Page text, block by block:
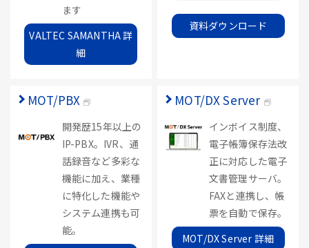
ます
VALTEC SAMANTHA 詳
細
資料ダウンロード
MOT/PBX
開発歴15年以上の
IP-PBX。IVR、通
話録音など多彩な
機能に加え、業種
に特化した機能や
システム連携も可
能。
MOT/DX Server
インボイス制度、
電子帳簿保存法改
正に対応した電子
文書管理サーバ。
FAXと連携し、帳
票を自動で保存。
MOT/DX Server 詳細